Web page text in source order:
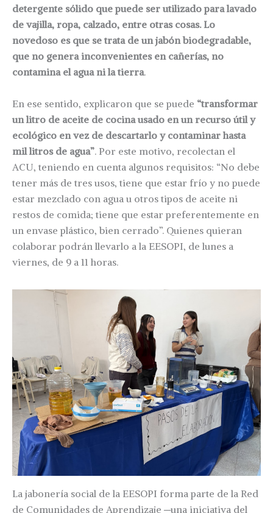
detergente sólido que puede ser utilizado para lavado
de vajilla, ropa, calzado, entre otras cosas. Lo
novedoso es que se trata de un jabón biodegradable,
que no genera inconvenientes en cañerías, no
contamina el agua ni la tierra.
En ese sentido, explicaron que se puede “transformar
un litro de aceite de cocina usado en un recurso útil y
ecológico en vez de descartarlo y contaminar hasta
mil litros de agua”. Por este motivo, recolectan el
ACU, teniendo en cuenta algunos requisitos: “No debe
tener más de tres usos, tiene que estar frío y no puede
estar mezclado con agua u otros tipos de aceite ni
restos de comida; tiene que estar preferentemente en
un envase plástico, bien cerrado”. Quienes quieran
colaborar podrán llevarlo a la EESOPI, de lunes a
viernes, de 9 a 11 horas.
La jabonería social de la EESOPI forma parte de la Red
de Comunidades de Aprendizaje ─una iniciativa del